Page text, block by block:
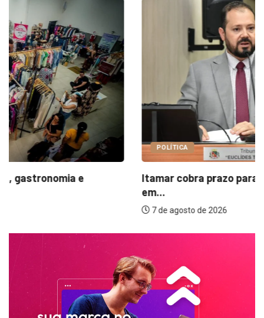
POLÍTICA
Itamar cobra prazo para melhorias estruturais